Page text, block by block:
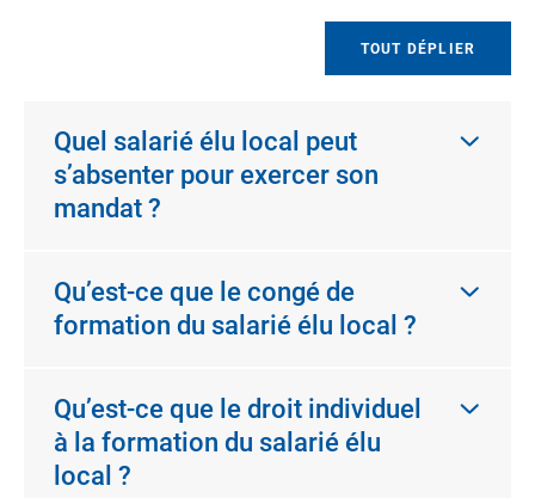
TOUT DÉPLIER
Quel salarié élu local peut
s’absenter pour exercer son
mandat ?
Qu’est-ce que le congé de
formation du salarié élu local ?
Qu’est-ce que le droit individuel
à la formation du salarié élu
local ?